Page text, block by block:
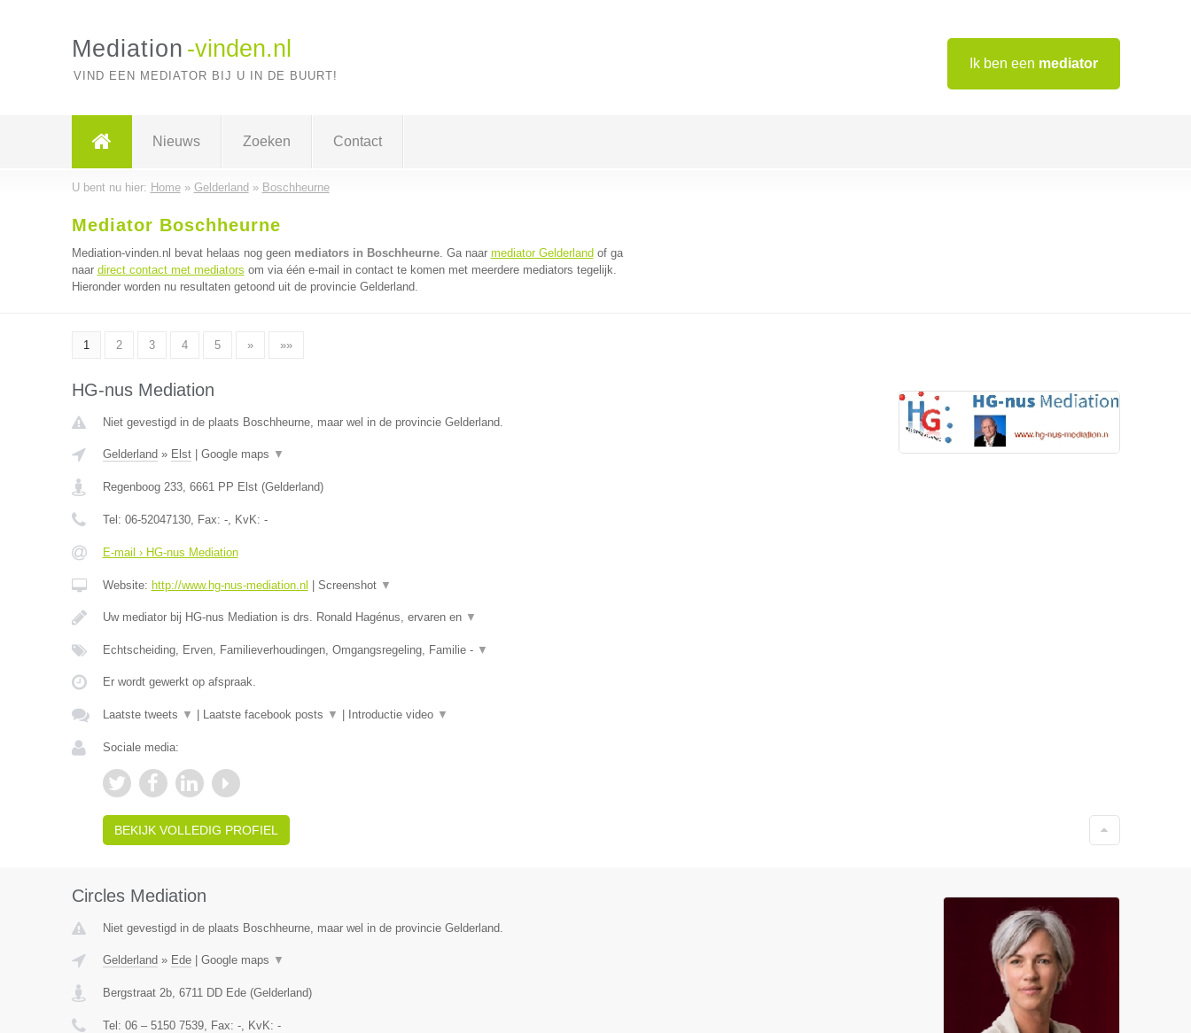
Ik ben een mediator
Mediation -vinden.nl
VIND EEN MEDIATOR BIJ U IN DE BUURT!
Nieuws Zoeken Contact
U bent nu hier: Home» Gelderland » Boschheurne
Mediator Boschheurne
Mediation-vinden.nl bevat helaas nog geen mediators in Boschheurne. Ga naar mediator Gelderland of ga
naar direct contact met mediators om via één e-mail in contact te komen met meerdere mediators tegelijk.
Hieronder worden nu resultaten getoond uit de provincie Gelderland.
1 2 3 4 5 » »»
HG-nus Mediation
Niet gevestigd in de plaats Boschheurne, maar wel in de provincie Gelderland.
Gelderland » Elst| Google maps ▼
Regenboog 233, 6661 PP Elst(Gelderland)
Tel: 06-52047130, Fax: -, KvK: -
E-mail › HG-nus Mediation
Website: http://www.hg-nus-mediation.nl Screenshot ▼
Uw mediator bij HG-nus Mediation is drs. Ronald Hagénus, ervaren en ▼
Echtscheiding, Erven, Familieverhoudingen, Omgangsregeling, Familie - ▼
Er wordt gewerkt op afspraak.
Laatste tweets ▼ Laatste facebook posts ▼ Introductie video ▼
Sociale media:
BEKIJK VOLLEDIG PROFIEL
Circles Mediation
Niet gevestigd in de plaats Boschheurne, maar wel in de provincie Gelderland.
Gelderland » Ede| Google maps ▼
Bergstraat 2b, 6711 DD Ede(Gelderland)
Tel: 06 – 5150 7539, Fax: -, KvK: -